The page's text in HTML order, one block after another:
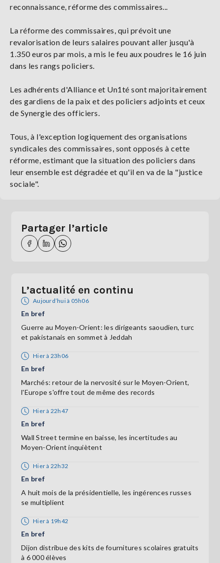
reconnaissance, réforme des commissaires...
La réforme des commissaires, qui prévoit une
revalorisation de leurs salaires pouvant aller jusqu'à
1.350 euros par mois, a mis le feu aux poudres le 16 juin
dans les rangs policiers.
Les adhérents d'Alliance et Un1té sont majoritairement
des gardiens de la paix et des policiers adjoints et ceux
de Synergie des officiers.
Tous, à l'exception logiquement des organisations
syndicales des commissaires, sont opposés à cette
réforme, estimant que la situation des policiers dans
leur ensemble est dégradée et qu'il en va de la "justice
sociale".
Partager l’article
L’actualité en continu
Aujourd’hui à 05h06
En bref
Guerre au Moyen-Orient: les dirigeants saoudien, turc
et pakistanais en sommet à Jeddah
Hier à 23h06
En bref
Marchés: retour de la nervosité sur le Moyen-Orient,
l'Europe s'offre tout de même des records
Hier à 22h47
En bref
Wall Street termine en baisse, les incertitudes au
Moyen-Orient inquiètent
Hier à 22h32
En bref
A huit mois de la présidentielle, les ingérences russes
se multiplient
Hier à 19h42
En bref
Dijon distribue des kits de fournitures scolaires gratuits
à 6 000 élèves